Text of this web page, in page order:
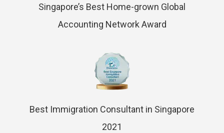
Singapore’s Best Home-grown Global
Accounting Network Award
Best Immigration Consultant in Singapore
2021